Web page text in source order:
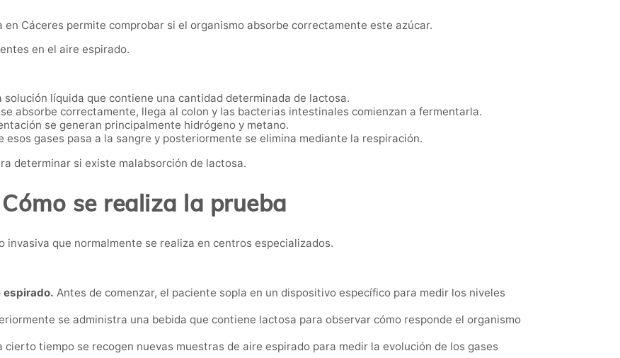
Cáceres permite comprobar si el organismo absorbe correctamente este azúcar.
en el aire espirado.
solución líquida que contiene una cantidad determinada de lactosa.
absorbe correctamente, llega al colon y las bacterias intestinales comienzan a fermentarla.
se generan principalmente hidrógeno y metano.
esos gases pasa a la sangre y posteriormente se elimina mediante la respiración.
determinar si existe malabsorción de lactosa.
Cómo se realiza la prueba
invasiva que normalmente se realiza en centros especializados.
espirado. Antes de comenzar, el paciente sopla en un dispositivo específico para medir los niveles
se administra una bebida que contiene lactosa para observar cómo responde el organismo
cierto tiempo se recogen nuevas muestras de aire espirado para medir la evolución de los gases